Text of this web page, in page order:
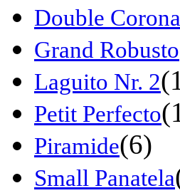
Double Corona
Grand Robusto
Laguito Nr. 2
Petit Perfecto
Piramide(6)
Small Panatela